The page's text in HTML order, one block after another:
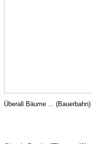
Überall Bäume ... (Bauerbahn)